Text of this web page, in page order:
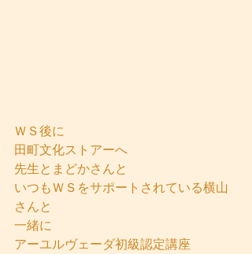
ＷＳ後に
田町文化ストアーへ
先生とまどかさんと
いつもＷＳをサポートされている横山
さんと
一緒に
アーユルヴェーダ初級認定講座